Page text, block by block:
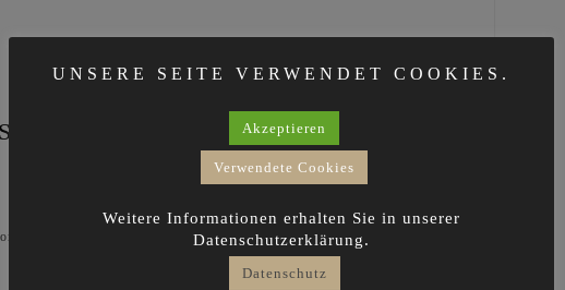
SHELVING
a private residence in Berlin
UNSERE SEITE VERWENDET COOKIES.
Akzeptieren
Verwendete Cookies
Weitere Informationen erhalten Sie in unserer
Datenschutzerklärung.
Datenschutz